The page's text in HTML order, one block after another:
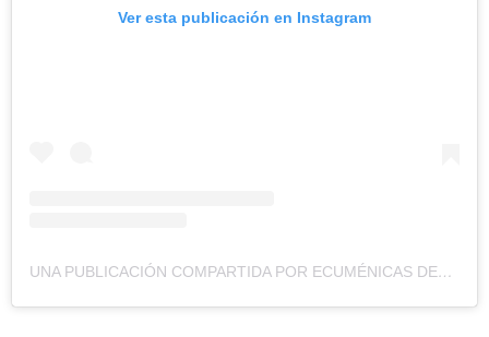
Ver esta publicación en Instagram
UNA PUBLICACIÓN COMPARTIDA POR ECUMÉNICAS DERECHO DECIDIR (@DERECHODECIDIRHN)